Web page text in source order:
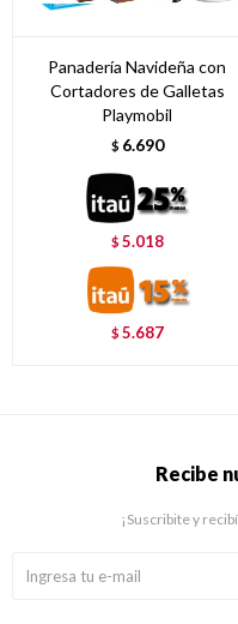
Panadería Navideña con
Cortadores de Galletas
Playmobil
$ 6.690
$5.018
$5.687
Recibe
¡Suscribite y